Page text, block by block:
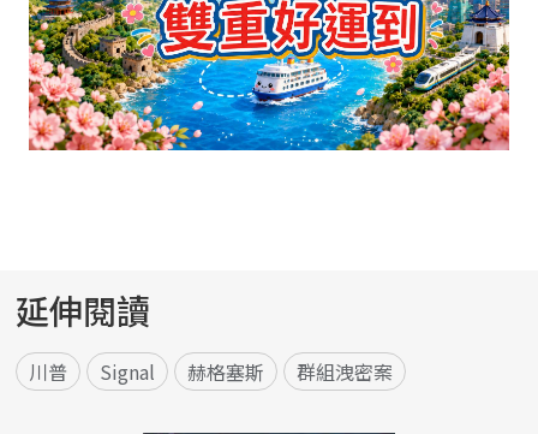
延伸閱讀
川普 Signal 赫格塞斯 群組洩密案